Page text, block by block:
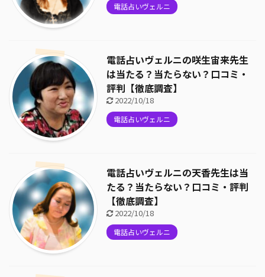
電話占いヴェルニ
電話占いヴェルニの咲生宙来先生
は当たる？当たらない？口コミ・
評判【徹底調査】
2022/10/18
電話占いヴェルニ
電話占いヴェルニの天香先生は当
たる？当たらない？口コミ・評判
【徹底調査】
2022/10/18
電話占いヴェルニ